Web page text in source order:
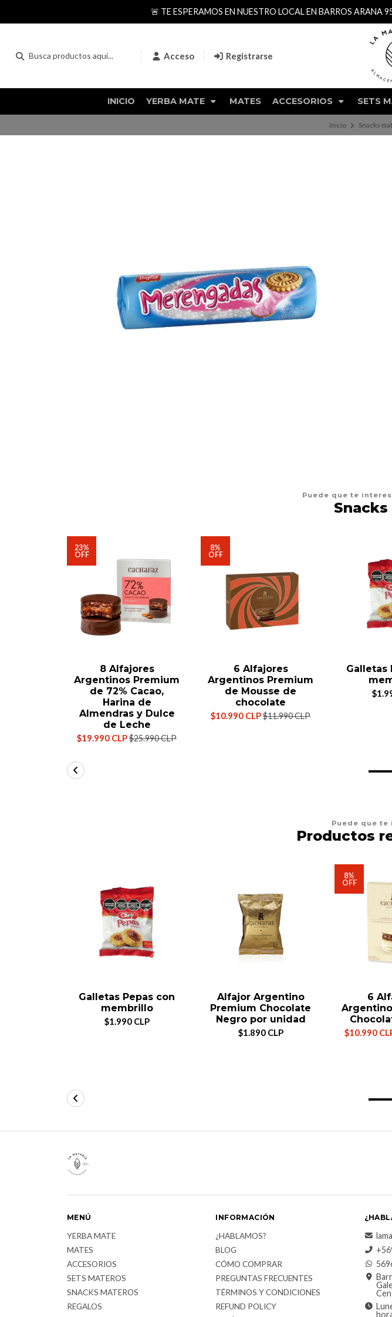
Acceso Registrarse
INICIO YERBA MATE MATES ACCESORIOS SETS
🚨 TE ESPERAMOS EN NUESTRO LOCAL EN BARROS
Inicio Snacks
Puede que te
23%
OFF
8 Alfajores
Argentinos Premium
de 72% Cacao,
Harina de
Almendras y Dulce
de Leche
$19.990 CLP$25.990 CLP
8%
OFF
6 Alfajores
Argentinos Premium
de Mousse de
chocolate
$10.990 CLP$11.990 CLP
Galletas
Puede que te
Productos
Galletas Pepas con
membrillo
$1.990 CLP
Alfajor Argentino
Premium Chocolate
Negro por unidad
$1.890 CLP
8%
OFF
6
$10.990
MENÚ
YERBA MATE
MATES
ACCESORIOS
SETS MATEROS
SNACKS MATEROS
REGALOS
INFORMACIÓN
¿HABLAMOS?
BLOG
CÓMO COMPRAR
PREGUNTAS FRECUENTES
TÉRMINOS Y CONDICIONES
REFUND POLICY